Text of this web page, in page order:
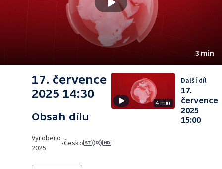
3 min
17. července
2025 14:30
Obsah dílu
Vyrobeno
2025
•Česko
4 min
Další díl
17.
července
2025
15:00